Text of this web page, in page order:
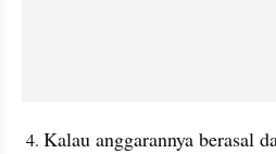
Kalau anggarannya berasal